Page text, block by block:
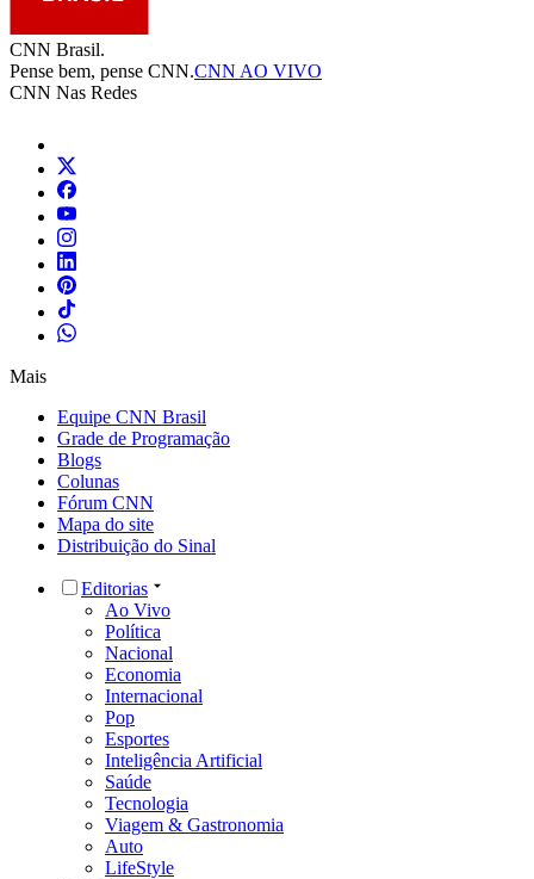
CNN Brasil.
Pense bem, pense CNN.CNN AO VIVO
CNN Nas Redes
Mais
Equipe CNN Brasil
Grade de Programação
Blogs
Colunas
Fórum CNN
Mapa do site
Distribuição do Sinal
Editorias
Ao Vivo
Política
Nacional
Economia
Internacional
Pop
Esportes
Inteligência Artificial
Saúde
Tecnologia
Viagem & Gastronomia
Auto
LifeStyle